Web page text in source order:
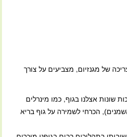
של מגנזיום, מצביעים על צורך
שונות אצלנו בגוף, כמו מינרלים
הכרחי לשמירה על גוף בריא